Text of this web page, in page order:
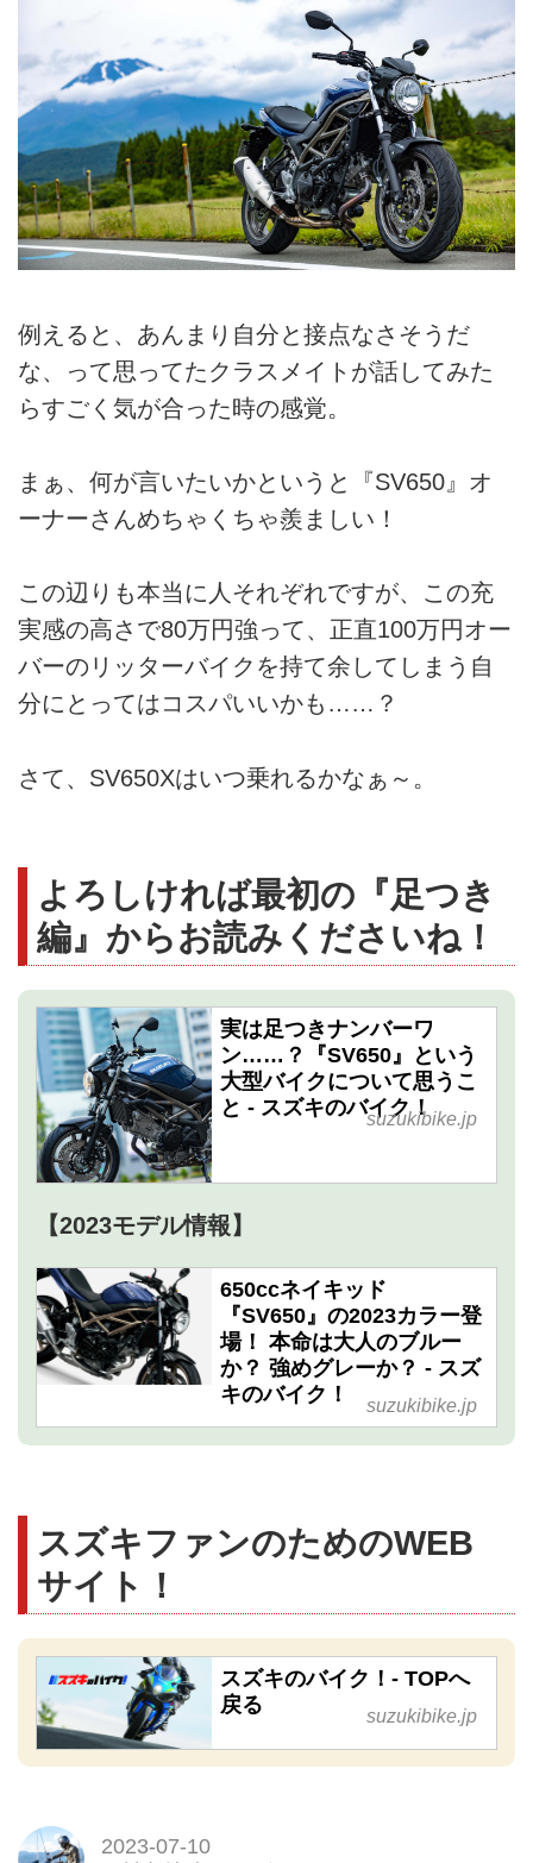
例えると、あんまり自分と接点なさそうだ
な、って思ってたクラスメイトが話してみた
らすごく気が合った時の感覚。
まぁ、何が言いたいかというと『SV650』オ
ーナーさんめちゃくちゃ羨ましい！
この辺りも本当に人それぞれですが、この充
実感の高さで80万円強って、正直100万円オー
バーのリッターバイクを持て余してしまう自
分にとってはコスパいいかも……？
さて、SV650Xはいつ乗れるかなぁ～。
よろしければ最初の『足つき
編』からお読みくださいね！
実は足つきナンバーワ
ン……？『SV650』という
大型バイクについて思うこ
と - スズキのバイク！
suzukibike.jp
【2023モデル情報】
650ccネイキッド
『SV650』の2023カラー登
場！ 本命は大人のブルー
か？ 強めグレーか？ - スズ
キのバイク！
suzukibike.jp
スズキファンのためのWEB
サイト！
スズキのバイク！- TOPへ
戻る
suzukibike.jp
2023-07-10